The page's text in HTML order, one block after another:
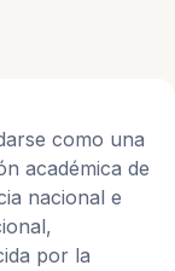
como una
académica de
nacional e
por la